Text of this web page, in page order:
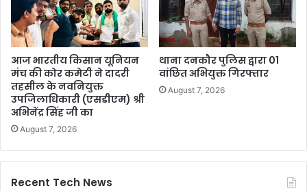
आज भारतीय किसान यूनियन
मंच की कोर कमेटी ने दादरी
तहसील के नवनियुक्त
उपजिलाधिकारी (एसडीएम) श्री
अभिनेंद्र सिंह जी का
August 7, 2026
थाना दनकौर पुलिस द्वारा 01
वांछित अभियुक्त गिरफ्तार
August 7, 2026
Recent Tech News